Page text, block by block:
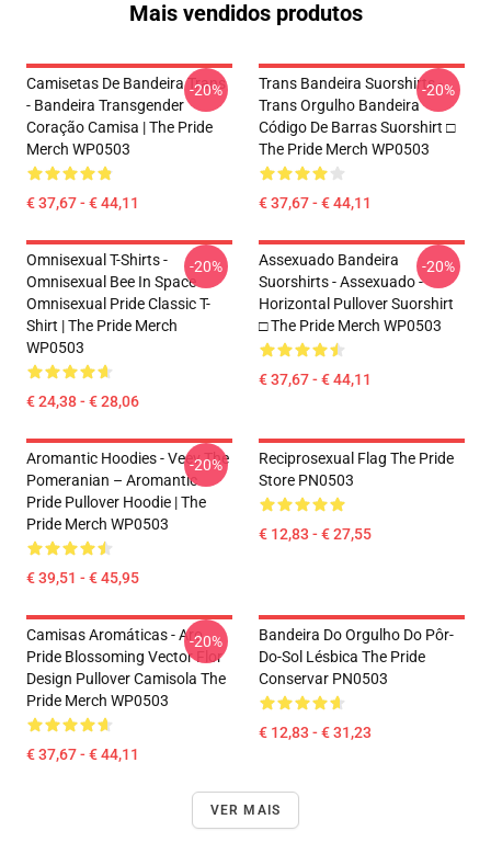
Mais vendidos produtos
Camisetas De Bandeira Trans
- Bandeira Transgender
Coração Camisa | The Pride
Merch WP0503
€ 37,67 - € 44,11
-20%
Trans Bandeira Suorshirts -
Trans Orgulho Bandeira
Código De Barras Suorshirt □
The Pride Merch WP0503
€ 37,67 - € 44,11
-20%
Omnisexual T-Shirts -
Omnisexual Bee In Space
Omnisexual Pride Classic T-
Shirt | The Pride Merch
WP0503
€ 24,38 - € 28,06
-20%
Assexuado Bandeira
Suorshirts - Assexuado -
Horizontal Pullover Suorshirt
□ The Pride Merch WP0503
€ 37,67 - € 44,11
-20%
Aromantic Hoodies - Veev The
Pomeranian – Aromantic
Pride Pullover Hoodie | The
Pride Merch WP0503
€ 39,51 - € 45,95
-20%
Reciprosexual Flag The Pride
Store PN0503
€ 12,83 - € 27,55
Camisas Aromáticas - Aro
Pride Blossoming Vector Flor
Design Pullover Camisola The
Pride Merch WP0503
€ 37,67 - € 44,11
-20%
Bandeira Do Orgulho Do Pôr-
Do-Sol Lésbica The Pride
Conservar PN0503
€ 12,83 - € 31,23
VER MAIS